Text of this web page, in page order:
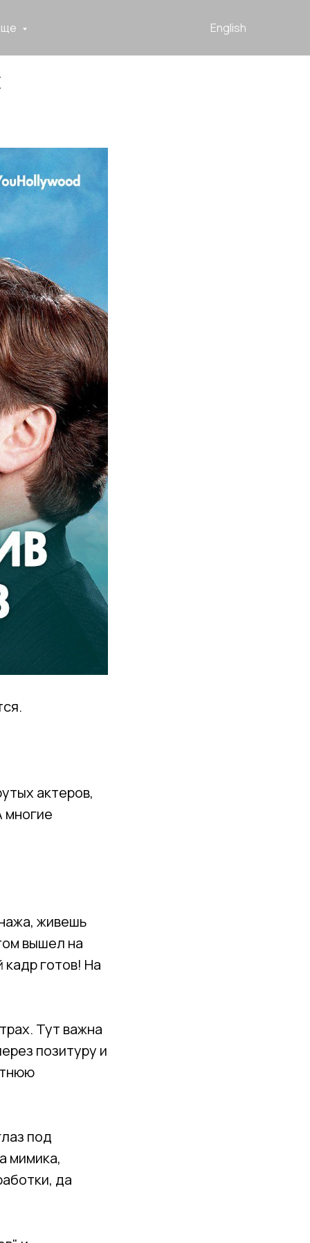
English
актеров,
многие
живешь
вышел на
готов! На
Тут важна
позитуру и
под
мимика,
да